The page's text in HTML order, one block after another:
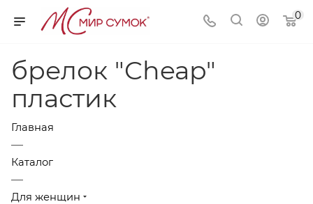
0
брелок "Cheap"
пластик
Главная
—
Каталог
—
Для женщин